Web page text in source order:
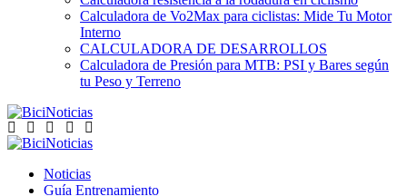
Calculadora de Vo2Max para ciclistas: Mide Tu Motor
Interno
CALCULADORA DE DESARROLLOS
Calculadora de Presión para MTB: PSI y Bares según
tu Peso y Terreno
Noticias
Guía Entrenamiento